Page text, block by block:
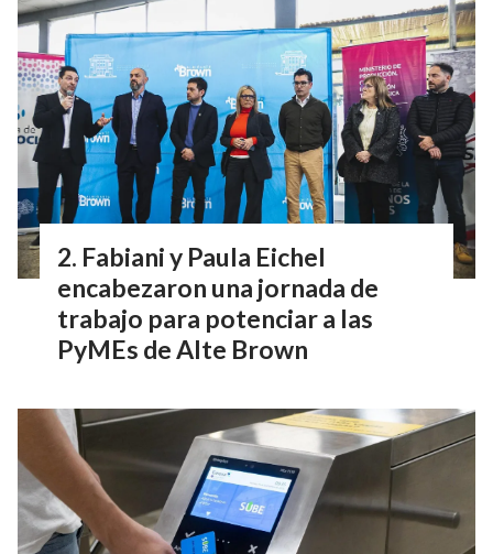
Fabiani y Paula Eichel
encabezaron una jornada de
trabajo para potenciar a las
PyMEs de Alte Brown